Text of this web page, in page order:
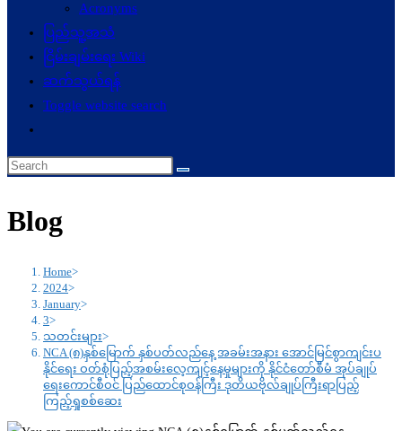
Acronyms
ပြည်သူ့အသံ
ငြိမ်းချမ်းရေး Wiki
ဆက်သွယ်ရန်
Toggle website search
Blog
Home>
2024>
January>
3>
သတင်းများ>
NCA (၈)နှစ်မြောက် နှစ်ပတ်လည်နေ့ အခမ်းအနား အောင်မြင်စွာကျင်းပ
နိုင်ရေး ဝတ်စုံပြည့်အစမ်းလေ့ကျင့်နေမှုများကို နိုင်ငံတော်စီမံ အုပ်ချုပ်
ရေးကောင်စီဝင် ပြည်ထောင်စုဝန်ကြီး ဒုတိယဗိုလ်ချုပ်ကြီးရာပြည့်
ကြည့်ရှုစစ်ဆေး